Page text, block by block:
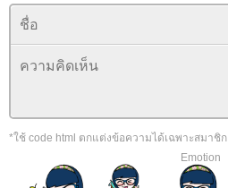
*ใช้ code html ตกแต่งข้อความได้เฉพาะสมาชิก
Emotion